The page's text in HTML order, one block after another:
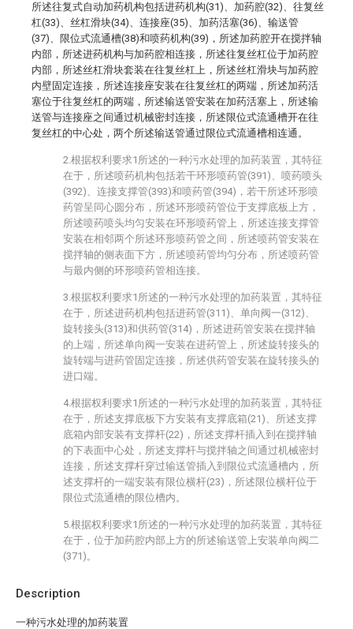
Description
一种污水处理的加药装置
所述往复式自动加药机构包括进药机构(31)、加药腔(32)、往复丝
杠(33)、丝杠滑块(34)、连接座(35)、加药活塞(36)、输送管
(37)、限位式流通槽(38)和喷药机构(39)，所述加药腔开在搅拌轴
内部，所述进药机构与加药腔相连接，所述往复丝杠位于加药腔
内部，所述丝杠滑块套装在往复丝杠上，所述丝杠滑块与加药腔
内壁固定连接，所述连接座安装在往复丝杠的两端，所述加药活
塞位于往复丝杠的两端，所述输送管安装在加药活塞上，所述输
送管与连接座之间通过机械密封连接，所述限位式流通槽开在往
复丝杠的中心处，两个所述输送管通过限位式流通槽相连通。
2.根据权利要求1所述的一种污水处理的加药装置，其特征
在于，所述喷药机构包括若干环形喷药管(391)、喷药喷头
(392)、连接支撑管(393)和喷药管(394)，若干所述环形喷
药管呈同心圆分布，所述环形喷药管位于支撑底板上方，
所述喷药喷头均匀安装在环形喷药管上，所述连接支撑管
安装在相邻两个所述环形喷药管之间，所述喷药管安装在
搅拌轴的侧表面下方，所述喷药管均匀分布，所述喷药管
与最内侧的环形喷药管相连接。
3.根据权利要求1所述的一种污水处理的加药装置，其特征
在于，所述进药机构包括进药管(311)、单向阀一(312)、
旋转接头(313)和供药管(314)，所述进药管安装在搅拌轴
的上端，所述单向阀一安装在进药管上，所述旋转接头的
旋转端与进药管固定连接，所述供药管安装在旋转接头的
进口端。
4.根据权利要求1所述的一种污水处理的加药装置，其特征
在于，所述支撑底板下方安装有支撑底箱(21)、所述支撑
底箱内部安装有支撑杆(22)，所述支撑杆插入到在搅拌轴
的下表面中心处，所述支撑杆与搅拌轴之间通过机械密封
连接，所述支撑杆穿过输送管插入到限位式流通槽内，所
述支撑杆的一端安装有限位横杆(23)，所述限位横杆位于
限位式流通槽的限位槽内。
5.根据权利要求1所述的一种污水处理的加药装置，其特征
在于，位于加药腔内部上方的所述输送管上安装单向阀二
(371)。